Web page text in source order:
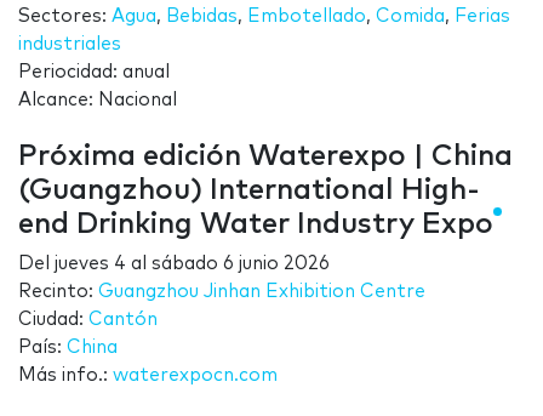
Sectores: Agua, Bebidas, Embotellado, Comida, Ferias
industriales
Periocidad: anual
Alcance: Nacional
Próxima edición Waterexpo | China
(Guangzhou) International High-
end Drinking Water Industry Expo
Del jueves 4 al sábado 6 junio 2026
Recinto: Guangzhou Jinhan Exhibition Centre
Ciudad: Cantón
País: China
Más info.: waterexpocn.com